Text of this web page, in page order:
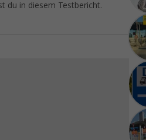
du in diesem Testbericht.